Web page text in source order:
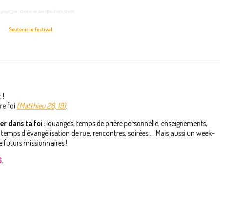
graphique : Diocèse de Saint-Dié, Émilie Feuillé.
Soutenir le festival
!
foi (Matthieu 28, 19).
dans ta foi : louanges, temps de prière personnelle, enseignements,
d’évangélisation de rue, rencontres, soirées... Mais aussi un week-
futurs missionnaires !
.